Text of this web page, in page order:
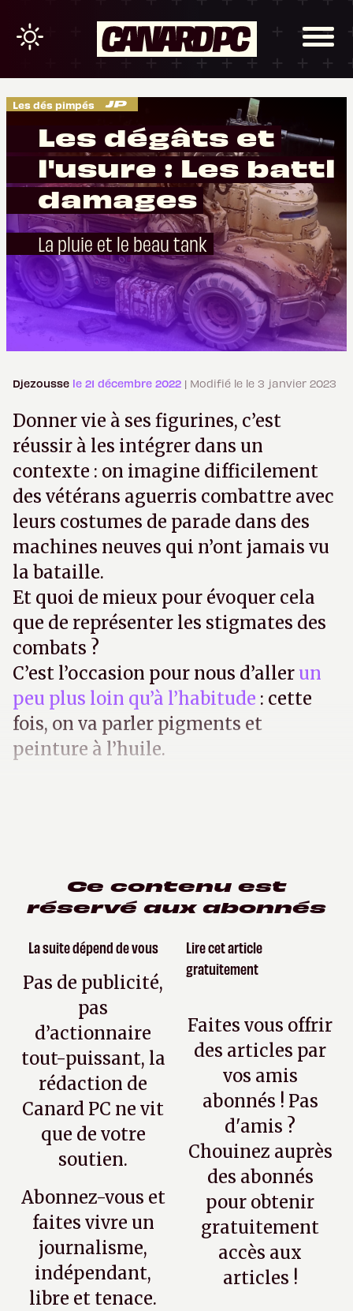
Les dés pimpés
Les dégâts et
l'usure : Les
damages
La pluie et le beau tank
Djezousse le 21 décembre 2022 | Modifié le le 3 janvier 2023
Donner vie à ses figurines, c’est
réussir à les intégrer dans un
contexte : on imagine difficilement
des vétérans aguerris combattre avec
leurs costumes de parade dans des
machines neuves qui n’ont jamais vu
la bataille.
Et quoi de mieux pour évoquer cela
que de représenter les stigmates des
combats ?
C’est l’occasion pour nous d’aller un
peu plus loin qu’à l’habitude : cette
fois, on va parler pigments et
peinture à l’huile.
Ce contenu est
réservé aux abonnés
La suite dépend de vous
Pas de publicité,
pas
d’actionnaire
tout-puissant, la
rédaction de
Canard PC ne vit
que de votre
soutien.
Abonnez-vous et
faites vivre un
journalisme,
indépendant,
libre et tenace.
Lire cet article
gratuitement
Faites vous offrir
des articles par
vos amis
abonnés ! Pas
d'amis ?
Chouinez auprès
des abonnés
pour obtenir
gratuitement
accès aux
articles !